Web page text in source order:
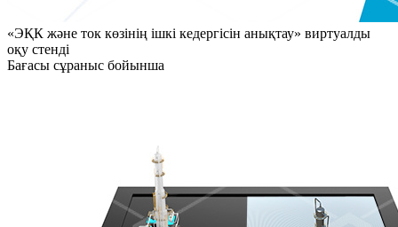
«ЭҚК және ток көзінің ішкі кедергісін анықтау» виртуалды
оқу стенді
Бағасы сұраныс бойынша